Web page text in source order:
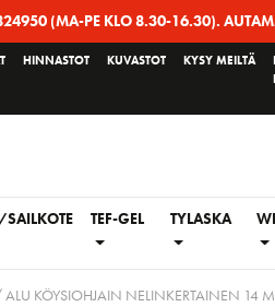
(MA-PE KLO 8.30-16.30).
HINNASTOT KUVASTOT KYSY MEILTÄ
TEF-GEL TYLASKA
KÖYSIOHJAIN NELINKERTAINEN 14